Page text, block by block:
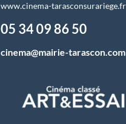
www.cinema-tarasconsurariege.fr
05 34 09 86 50
cinema@mairie-tarascon.com